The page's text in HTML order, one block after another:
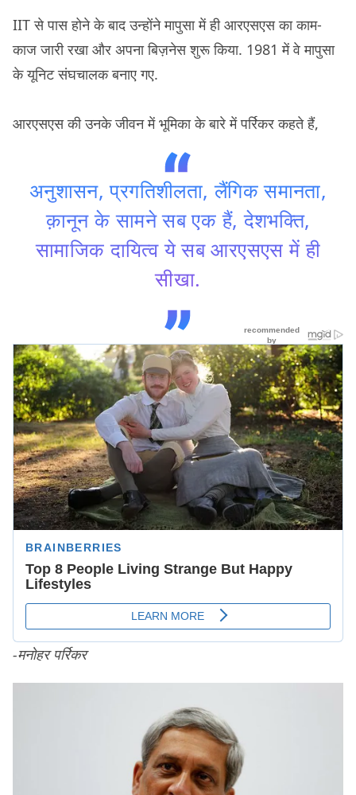
IIT से पास होने के बाद उन्होंने मापुसा में ही आरएसएस का काम-
काज जारी रखा और अपना बिज़नेस शुरू किया. 1981 में वे मापुसा
के यूनिट संघचालक बनाए गए.
आरएसएस की उनके जीवन में भूमिका के बारे में पर्रिकर कहते हैं,
अनुशासन, प्रगतिशीलता, लैंगिक समानता,
क़ानून के सामने सब एक हैं, देशभक्ति,
सामाजिक दायित्व ये सब आरएसएस में ही
सीखा.
-मनोहर पर्रिकर